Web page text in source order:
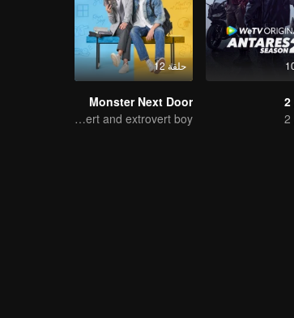
حلقة 12
Monster Next Door
The perfect love of an introvert and extrovert boy